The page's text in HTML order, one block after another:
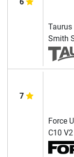
6
Taurus
Smith
7
Force
C10